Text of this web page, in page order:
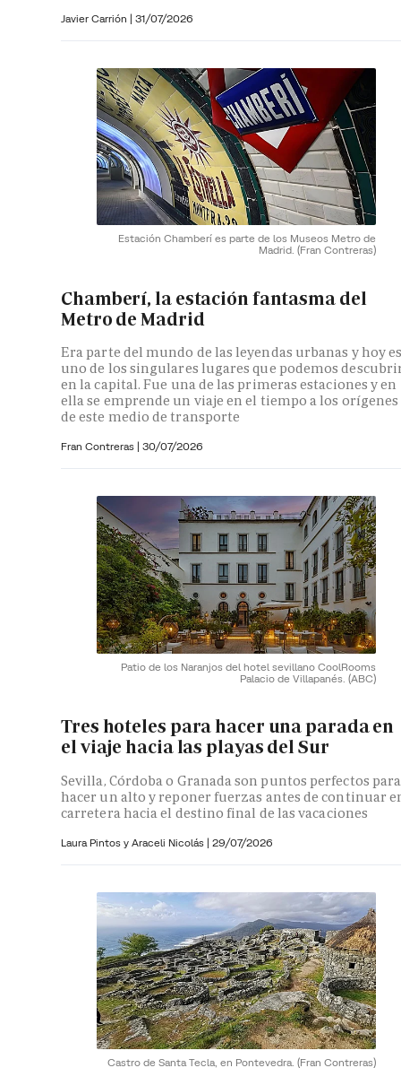
Javier Carrión | 31/07/2026
Estación Chamberí es parte de los Museos Metro de
Madrid. (Fran Contreras)
Chamberí, la estación fantasma del
Metro de Madrid
Era parte del mundo de las leyendas urbanas y hoy
uno de los singulares lugares que podemos
en la capital. Fue una de las primeras estaciones y en
ella se emprende un viaje en el tiempo a los orígenes
de este medio de transporte
Fran Contreras | 30/07/2026
Patio de los Naranjos del hotel sevillano CoolRooms
Palacio de Villapanés. (ABC)
Tres hoteles para hacer una parada en
el viaje hacia las playas del Sur
Sevilla, Córdoba o Granada son puntos perfectos para
hacer un alto y reponer fuerzas antes de continuar
carretera hacia el destino final de las vacaciones
Laura Pintos y Araceli Nicolás | 29/07/2026
Castro de Santa Tecla, en Pontevedra. (Fran Contreras)